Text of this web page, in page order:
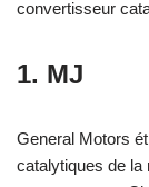
convertisseur
1. MJ
General Motors
catalytiques de la